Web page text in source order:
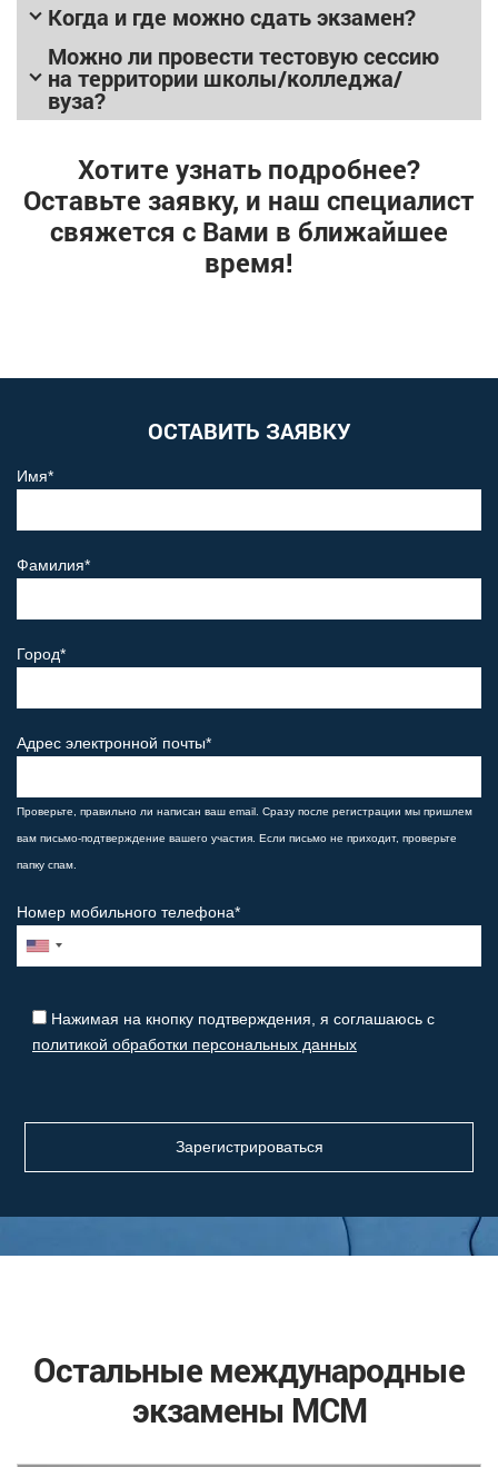
Когда и где можно сдать экзамен?
Можно ли провести тестовую сессию
на территории школы/колледжа/
вуза?
Хотите узнать подробнее?
Оставьте заявку, и наш специалист
свяжется с Вами в ближайшее
время!
ОСТАВИТЬ ЗАЯВКУ
Имя*
Фамилия*
Город*
Адрес электронной почты*
Проверьте, правильно ли написан ваш email. Сразу после регистрации мы пришлем
вам письмо-подтверждение вашего участия. Если письмо не приходит, проверьте
папку спам.
Номер мобильного телефона*
Нажимая на кнопку подтверждения, я соглашаюсь с
политикой обработки персональных данных
Остальные международные
экзамены МСМ